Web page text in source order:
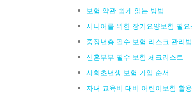
보험 약관 쉽게 읽는 방법
시니어를 위한 장기요양보험 필요
중장년층 필수 보험 리스크 관리법
신혼부부 필수 보험 체크리스트
사회초년생 보험 가입 순서
자녀 교육비 대비 어린이보험 활